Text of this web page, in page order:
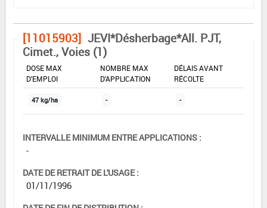
[11015903] JEVI*Désherbage*All. PJT,
Cimet., Voies (1)
DOSE MAX
D'EMPLOI
NOMBRE MAX
D'APPLICATION
DÉLAIS AVANT
RÉCOLTE
47 kg/ha - -
INTERVALLE MINIMUM ENTRE APPLICATIONS :
-
DATE DE RETRAIT DE L'USAGE :
01/11/1996